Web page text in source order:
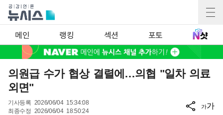
메인 랭킹 섹션 포토
의원급 수가 협상 결렬에…의협 "일차 의료
외면"
기사등록 2026/06/04 15:34:08
최종수정 2026/06/04 18:50:24
가가